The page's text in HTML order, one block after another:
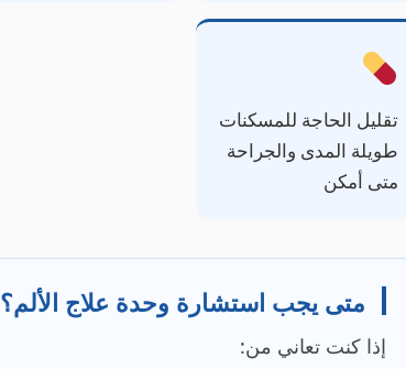
تقليل الحاجة للمسكنات
طويلة المدى والجراحة
متى أمكن
متى يجب استشارة وحدة علاج الألم؟
إذا كنت تعاني من: